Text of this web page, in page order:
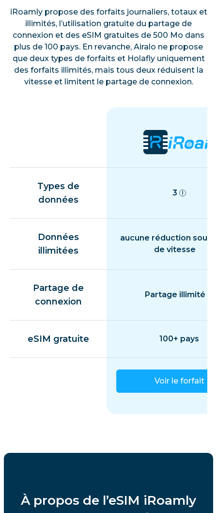
iRoamly propose des forfaits journaliers, totaux et
illimités, l’utilisation gratuite du partage de
connexion et des eSIM gratuites de 500 Mo dans
plus de 100 pays. En revanche, Airalo ne propose
que deux types de forfaits et Holafly uniquement
des forfaits illimités, mais tous deux réduisent la
vitesse et limitent le partage de connexion.
Types de
données
3
Données
illimitées
aucune réduction
de vitesse
Partage de
connexion
Partage illimité
eSIM gratuite 100+ pays
Voir le forfait
À propos de l’eSIM iRoamly